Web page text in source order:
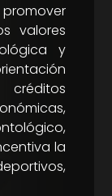
valores
y
la